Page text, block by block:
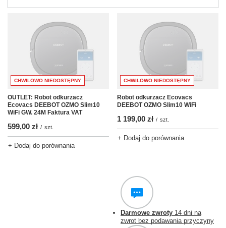
CHWILOWO NIEDOSTĘPNY
OUTLET: Robot odkurzacz
Ecovacs DEEBOT OZMO Slim10
WiFi GW. 24M Faktura VAT
599,00 zł / szt.
+ Dodaj do porównania
CHWILOWO NIEDOSTĘPNY
Robot odkurzacz Ecovacs
DEEBOT OZMO Slim10 WiFi
1 199,00 zł / szt.
+ Dodaj do porównania
Darmowe zwroty 14 dni na
zwrot bez podawania przyczyny